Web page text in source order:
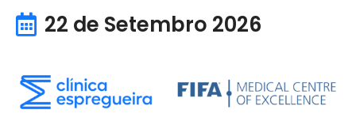
22 de Setembro 2026